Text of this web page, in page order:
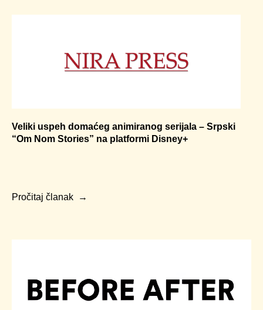
Veliki uspeh domaćeg animiranog serijala – Srpski
“Om Nom Stories” na platformi Disney+
Pročitaj članak